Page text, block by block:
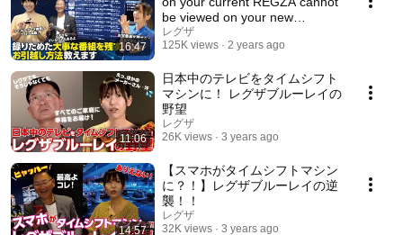
16:47
be viewed on your new
REGZA?!] We'll sh...
レグザ
125K views
2 years ago
11:06
日本中のテレビをタイムシフト
マシンに！ レグザブルーレイの
野望
レグザ
26K views
3 years ago
14:57
【スマホがタイムシフトマシン
に？！】レグザブルーレイの逆
襲！！
レグザ
32K views
3 years ago